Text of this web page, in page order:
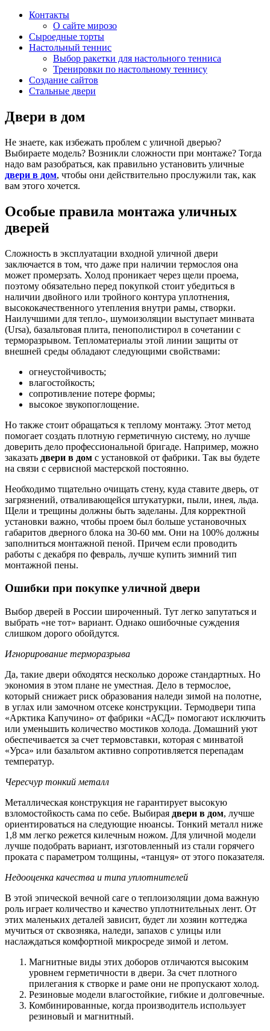
Контакты
О сайте мирозо
Сыроедные торты
Настольный теннис
Выбор ракетки для настольного тенниса
Тренировки по настольному теннису
Создание сайтов
Стальные двери
Двери в дом
Не знаете, как избежать проблем с уличной дверью?
Выбираете модель? Возникли сложности при монтаже? Тогда
надо вам разобраться, как правильно установить уличные
двери в дом, чтобы они действительно прослужили так, как
вам этого хочется.
Особые правила монтажа уличных
дверей
Сложность в эксплуатации входной уличной двери
заключается в том, что даже при наличии термослоя она
может промерзать. Холод проникает через щели проема,
поэтому обязательно перед покупкой стоит убедиться в
наличии двойного или тройного контура уплотнения,
высококачественного утепления внутри рамы, створки.
Наилучшими для тепло-, шумоизоляции выступает минвата
(Ursa), базальтовая плита, пенополистирол в сочетании с
терморазрывом. Тепломатериалы этой линии защиты от
внешней среды обладают следующими свойствами:
огнеустойчивость;
влагостойкость;
сопротивление потере формы;
высокое звукопоглощение.
Но также стоит обращаться к теплому монтажу. Этот метод
помогает создать плотную герметичную систему, но лучше
доверить дело профессиональной бригаде. Например, можно
заказать двери в дом с установкой от фабрики. Так вы будете
на связи с сервисной мастерской постоянно.
Необходимо тщательно очищать стену, куда ставите дверь, от
загрязнений, отваливающейся штукатурки, пыли, инея, льда.
Щели и трещины должны быть заделаны. Для корректной
установки важно, чтобы проем был больше установочных
габаритов дверного блока на 30-60 мм. Они на 100% должны
заполниться монтажной пеной. Причем если проводить
работы с декабря по февраль, лучше купить зимний тип
монтажной пены.
Ошибки при покупке уличной двери
Выбор дверей в России широченный. Тут легко запутаться и
выбрать «не тот» вариант. Однако ошибочные суждения
слишком дорого обойдутся.
Игнорирование терморазрыва
Да, такие двери обходятся несколько дороже стандартных. Но
экономия в этом плане не уместная. Дело в термослое,
который снижает риск образования наледи зимой на полотне,
в углах или замочном отсеке конструкции. Термодвери типа
«Арктика Капучино» от фабрики «АСД» помогают исключить
или уменьшить количество мостиков холода. Домашний уют
обеспечивается за счет термовставки, которая с минватой
«Урса» или базальтом активно сопротивляется перепадам
температур.
Чересчур тонкий металл
Металлическая конструкция не гарантирует высокую
взломостойкость сама по себе. Выбирая двери в дом, лучше
ориентироваться на следующие нюансы. Тонкий металл ниже
1,8 мм легко режется килечным ножом. Для уличной модели
лучше подобрать вариант, изготовленный из стали горячего
проката с параметром толщины, «танцуя» от этого показателя.
Недооценка качества и типа уплотнителей
В этой эпической вечной саге о теплоизоляции дома важную
роль играет количество и качество уплотнительных лент. От
этих маленьких деталей зависит, будет ли хозяин коттеджа
мучиться от сквозняка, наледи, запахов с улицы или
наслаждаться комфортной микросреде зимой и летом.
Магнитные виды этих доборов отличаются высоким
уровнем герметичности в двери. За счет плотного
прилегания к створке и раме они не пропускают холод.
Резиновые модели влагостойкие, гибкие и долговечные.
Комбинированные, когда производитель использует
резиновый и магнитный.